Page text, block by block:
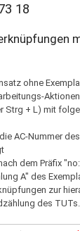
18
ohne
Strg + L) mit
AC-Nummer
dem Präfix
A" des
zur
des TUTs.